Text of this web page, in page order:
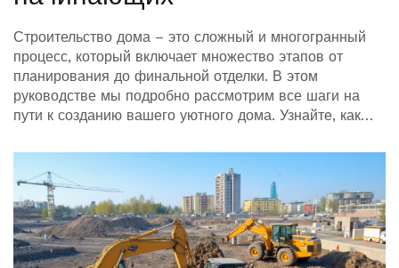
Строительство дома – это сложный и многогранный
процесс, который включает множество этапов от
планирования до финальной отделки. В этом
руководстве мы подробно рассмотрим все шаги на
пути к созданию вашего уютного дома. Узнайте, как
фундамент и завершить внутреннюю отделку.